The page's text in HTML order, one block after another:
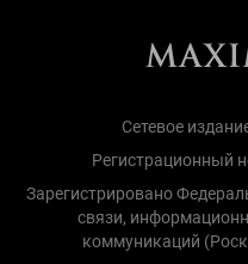
Сетевое
Регистрационный
Зарегистрировано
связи,
коммуникаций